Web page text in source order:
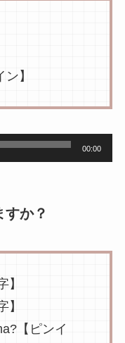
】
00:00
か？
】
】
【ピンイ